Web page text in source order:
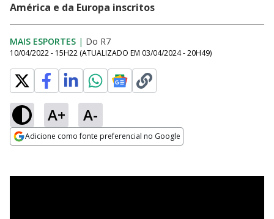
América e da Europa inscritos
MAIS ESPORTES | Do R7
10/04/2022 - 15H22 (ATUALIZADO EM 03/04/2024 - 20H49)
A+ A-
Adicione como fonte preferencial no Google